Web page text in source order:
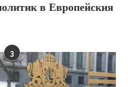
в Европейския
3